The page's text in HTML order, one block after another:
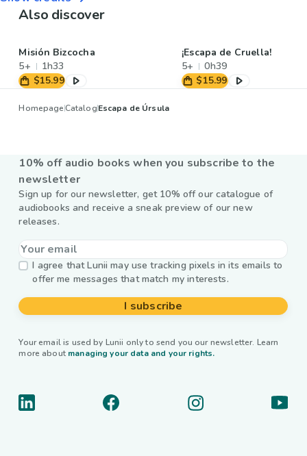
Also discover
Misión Bizcocha
5+
1h33
$15.99
¡Escapa de Cruella!
5+
0h39
$15.99
HomepageCatalogEscapa de Úrsula
10% off audio books when you subscribe to the
newsletter
Sign up for our newsletter, get 10% off our catalogue of
audiobooks and receive a sneak preview of our new
releases.
I agree that Lunii may use tracking pixels in its emails to
offer me messages that match my interests.
I subscribe
Your email is used by Lunii only to send you our newsletter. Learn
more about managing your data and your rights.